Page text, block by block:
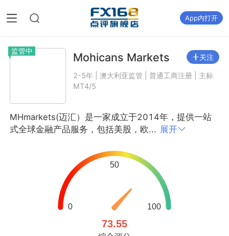
App内打开
监管中 Mohicans Markets 关注
2-5年 | 澳大利亚监管 | 普通工商注册 | 主标
MT4/5
MHmarkets(迈汇）是一家成立于2014年，提供一站
式全球金融产品服务，包括美股，欧... 展开